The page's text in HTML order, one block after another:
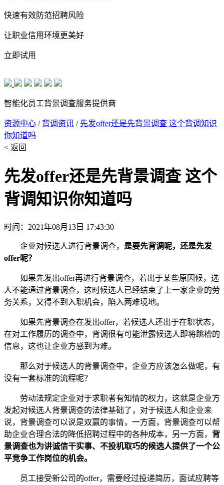
快速有效防范招聘风险
让职业信用环境更美好
立即试用
智能化员工背景调查服务提供商
资源中心 / 背调资讯 / 先发offer还是先背景调查 这个背调知识
你知道吗
< 返回
先发offer还是先背景调查 这个
背调知识你知道吗
时间：2021年08月13日 17:43:30
企业对候选人进行背景调查， 是要先背调呢，还是先发
offer呢？
如果先发出offer再进行背景调查，若出于某些原因候，选
人不能通过背景调查，这时候选人已经结束了上一家企业的劳
务关系，又得不到入职机会，陷入两难境地。
如果先背景调查在发出offer，若候选人还出于在职状态，
在对工作履历的调查中，背调很有可能泄露候选人即将跳槽的
信息，这也让企业方感到为难。
那么对于候选人的背景调查中，企业方应该怎么做呢，有
没有一套标准的流程呢？
劳动法规定企业对于求职者有知情的权力，这就是企业方
发起对候选人背景调查的法律基础了，对于候选人和企业来
说，背景调查可以说是双赢的事情，一方面，背景调查可以帮
助企业合理合法的降低招聘过程中的各种成本，另一方面， 背
景调查也为讲诚信干实事、不投机取巧的候选人提供了一个公
平竞争工作岗位的机会。
员工接受新公司的offer，需要经过投递简历，面试应聘等